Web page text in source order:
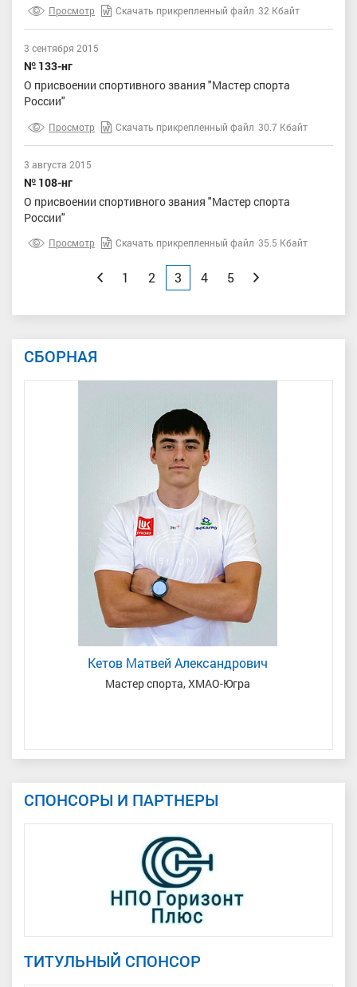
Просмотр Скачать прикрепленный файл 32 Кбайт
3 сентября 2015
№ 133-нг
О присвоении спортивного звания "Мастер спорта
России"
Просмотр Скачать прикрепленный файл 30.7 Кбайт
3 августа 2015
№ 108-нг
О присвоении спортивного звания "Мастер спорта
России"
Просмотр Скачать прикрепленный файл 35.5 Кбайт
Назад
1 2 3 4 5 Вперед
СБОРНАЯ
Кетов Матвей Александрович
Мастер спорта, ХМАО-Югра
СПОНСОРЫ И ПАРТНЕРЫ
ТИТУЛЬНЫЙ СПОНСОР